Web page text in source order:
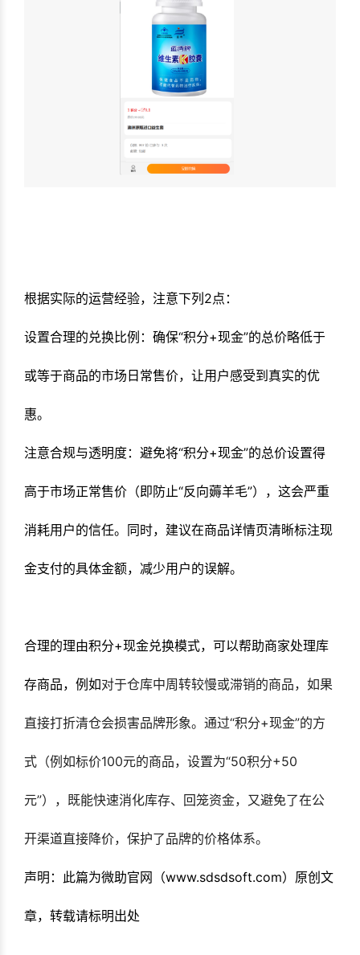
根据实际的运营经验，注意下列2点：
设置合理的兑换比例 ：确保“积分+现金”的总价略低于
或等于商品的市场日常售价，让用户感受到真实的优
惠。
注意合规与透明度：避免将“积分+现金”的总价设置得
高于市场正常售价（即防止“反向薅羊毛”），这会严重
消耗用户的信任。同时，建议在商品详情页清晰标注现
金支付的具体金额，减少用户的误解。
合理的理由积分+现金兑换模式，可以帮助商家处理库
存商品，例如对于仓库中周转较慢或滞销的商品，如果
直接打折清仓会损害品牌形象。通过“积分+现金”的方
式（例如标价100元的商品，设置为“50积分+50
元”），既能快速消化库存、回笼资金，又避免了在公
开渠道直接降价，保护了品牌的价格体系。
声明：此篇为微助官网（www.sdsdsoft.com）原创文
章，转载请标明出处